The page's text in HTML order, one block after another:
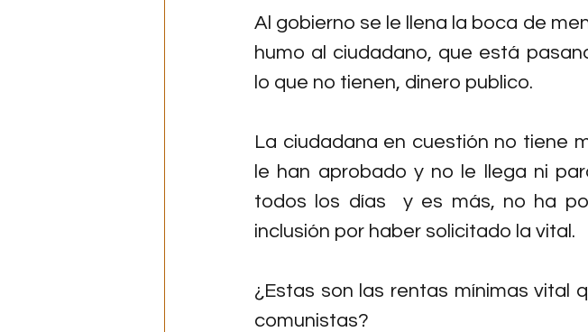
Al gobierno se le llena la boca de
humo al ciudadano, que está
lo que no tienen, dinero publico.
La ciudadana en cuestión no tiene
le han aprobado y no le llega ni
todos los días  y es más, no ha
inclusión por haber solicitado la vital.
¿Estas son las rentas mínimas vital
comunistas?